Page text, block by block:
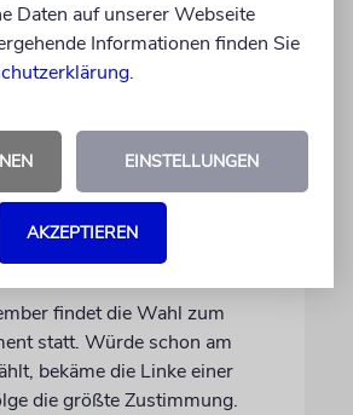
Linke in Berlin auf
findet die Wahl zum
statt. Würde schon am
bekäme die Linke einer
die größte Zustimmung.
Daten auf unserer Webseite
Informationen finden Sie
.
EINSTELLUNGEN
AKZEPTIEREN